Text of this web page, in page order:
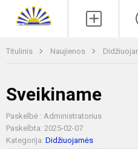
Titulinis Naujienos
Sveikiname
Paskelbė : Administratorius
Paskelbta: 2025-02-07
Kategorija: Didžiuojamės